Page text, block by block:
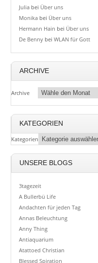
Julia bei Über uns
Monika bei Über uns
Hermann Hain bei Über uns
De Benny beiWLAN für Gott
ARCHIVE
Archive
KATEGORIEN
Kategorien
UNSERE BLOGS
3tagezeit
A Bullerbü Life
Andachten für jeden Tag
Annas Beleuchtung
Anny Thing
Antiaquarium
Atattoed Christian
Blessed Spiration